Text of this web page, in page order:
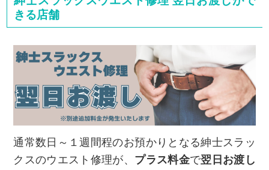
きる店舗
通常数日～１週間程のお預かりとなる紳士スラッ
クスのウエスト修理が、 プラス料金で翌日お渡し